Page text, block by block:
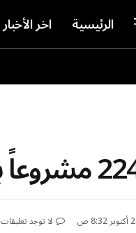
الرئيسية اخر الأخبار
لا توجد تعليقات